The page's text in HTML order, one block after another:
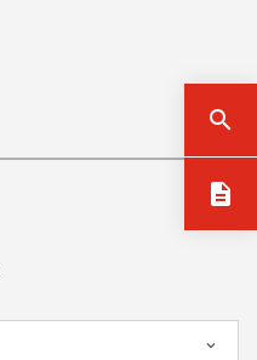
search
description